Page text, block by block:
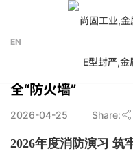
EN
尚固工业举行2026
全“防火墙”
2026-04-25 Share:
2026年度消防演习 筑